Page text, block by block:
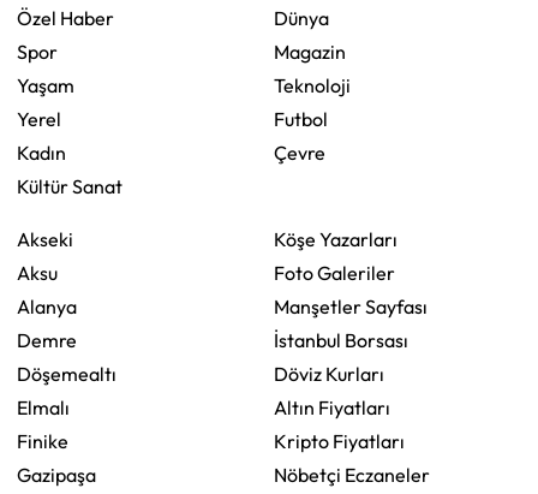
Özel Haber
Spor
Yaşam
Yerel
Kadın
Kültür Sanat
Dünya
Magazin
Teknoloji
Futbol
Çevre
Akseki
Aksu
Alanya
Demre
Döşemealtı
Elmalı
Finike
Gazipaşa
Köşe Yazarları
Foto Galeriler
Manşetler Sayfası
İstanbul Borsası
Döviz Kurları
Altın Fiyatları
Kripto Fiyatları
Nöbetçi Eczaneler